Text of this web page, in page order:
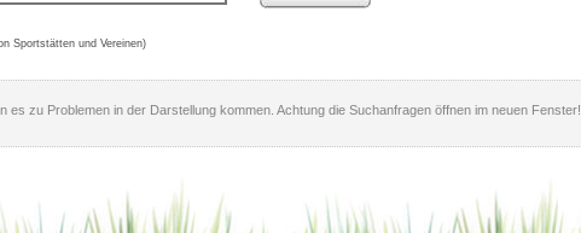
Sportstätten und Vereinen)
es zu Problemen in der Darstellung kommen. Achtung die Suchanfragen öffnen im neuen Fenster!